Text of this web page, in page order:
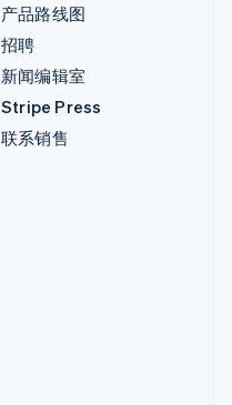
产品路线图
招聘
新闻编辑室
Stripe Press
联系销售